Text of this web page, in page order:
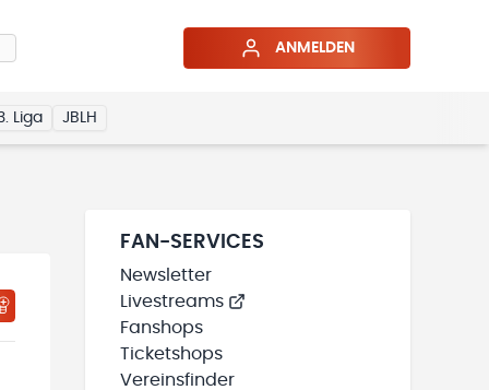
ANMELDEN
Liga JBLH
FAN-SERVICES
Newsletter
Livestreams
Fanshops
Ticketshops
Vereinsfinder